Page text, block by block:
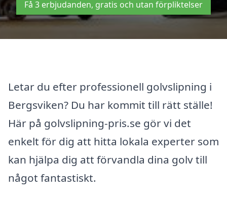
Få 3 erbjudanden, gratis och utan förpliktelser
Letar du efter professionell golvslipning i
Bergsviken? Du har kommit till rätt ställe!
Här på golvslipning-pris.se gör vi det
enkelt för dig att hitta lokala experter som
kan hjälpa dig att förvandla dina golv till
något fantastiskt.